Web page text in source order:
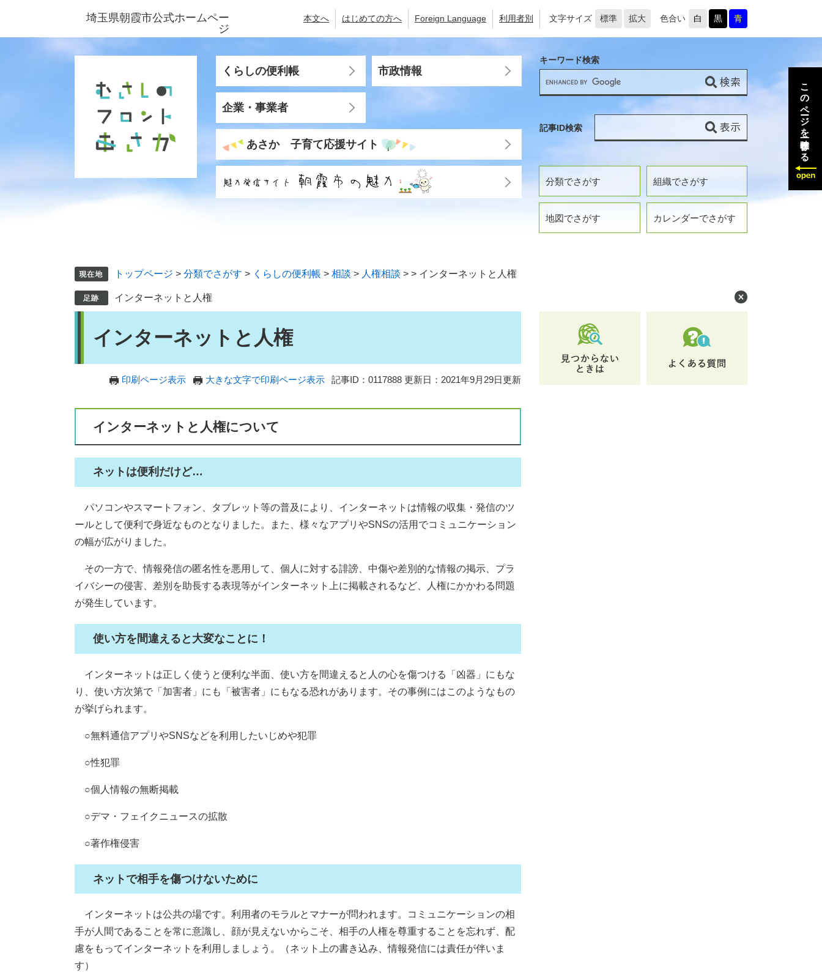
ジ
ュ
埼玉県朝霞市公式ホームペー
ジ
本文へ はじめての方へ Foreign Language 利用者別 文字サイズ 標準 拡大 色合い 白 黒 青
くらしの便利帳 市政情報
企業・事業者
あさか 子育て応援サイト
分類でさがす 組織でさがす
地図でさがす カレンダーでさがす
キーワード検索
記事ID検索
トップページ > 分類でさがす > くらしの便利帳 > 相談 > 人権相談 > > インターネットと人権
インターネットと人権
インターネットと人権
印刷ページ表示 大きな文字で印刷ページ表示 記事ID：0117888 更新日：2021年9月29日更新
インターネットと人権について
ネットは便利だけど…
パソコンやスマートフォン、タブレット等の普及により、インターネットは情報の収集・発信のツ
ールとして便利で身近なものとなりました。また、様々なアプリやSNSの活用でコミュニケーション
の幅が広がりました。
その一方で、情報発信の匿名性を悪用して、個人に対する誹謗、中傷や差別的な情報の掲示、プラ
イバシーの侵害、差別を助長する表現等がインターネット上に掲載されるなど、人権にかかわる問題
が発生しています。
使い方を間違えると大変なことに！
インターネットは正しく使うと便利な半面、使い方を間違えると人の心を傷つける「凶器」にもな
り、使い方次第で「加害者」にも「被害者」にもなる恐れがあります。その事例にはこのようなもの
が挙げられます。
○無料通信アプリやSNSなどを利用したいじめや犯罪
○性犯罪
○個人情報の無断掲載
○デマ・フェイクニュースの拡散
○著作権侵害
ネットで相手を傷つけないために
インターネットは公共の場です。利用者のモラルとマナーが問われます。コミュニケーションの相
手が人間であることを常に意識し、顔が見えないからこそ、相手の人権を尊重することを忘れず、配
慮をもってインターネットを利用しましょう。（ネット上の書き込み、情報発信には責任が伴いま
す）
このページを一時保存する